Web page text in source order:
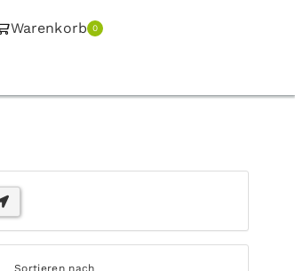
Warenkorb 0
Sortieren nach